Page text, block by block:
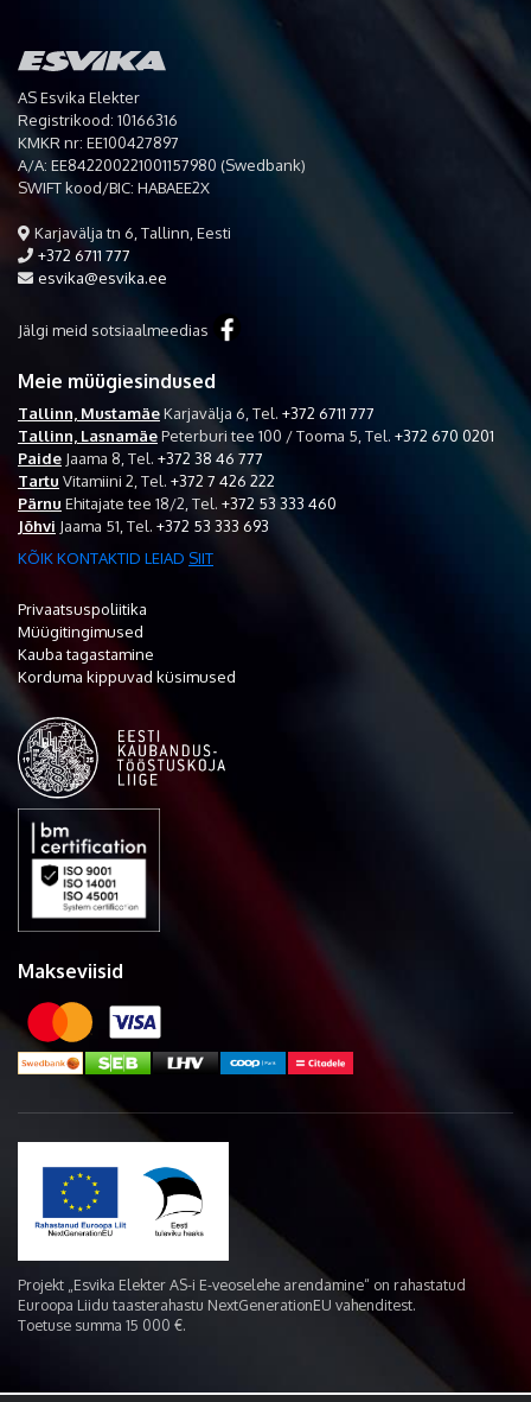
AS Esvika Elekter
Registrikood: 10166316
KMKR nr: EE100427897
A/A: EE842200221001157980 (Swedbank)
SWIFT kood/BIC: HABAEE2X
Karjavälja tn 6, Tallinn, Eesti
+372 6711 777
esvika@esvika.ee
Jälgi meid sotsiaalmeedias
Meie müügiesindused
Tallinn, MustamäeKarjavälja 6, Tel. +372 6711 777
Tallinn, LasnamäePeterburi tee 100 / Tooma 5, Tel. +372 670 0201
Paide Jaama 8, Tel. +372 38 46 777
Tartu Vitamiini 2, Tel. +372 7 426 222
Pärnu Ehitajate tee 18/2, Tel. +372 53 333 460
Jõhvi Jaama 51, Tel. +372 53 333 693
KÕIK KONTAKTID LEIAD SIIT
Privaatsuspoliitika
Müügitingimused
Kauba tagastamine
Korduma kippuvad küsimused
Makseviisid
Projekt „Esvika Elekter AS-i E-veoselehe arendamine“ on rahastatud
Euroopa Liidu taasterahastu NextGenerationEU vahenditest.
Toetuse summa 15 000 €.